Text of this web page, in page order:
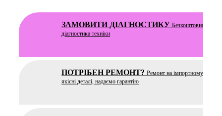
ЗАМОВИТИ ДІАГНОСТИКУ Безкоштовна
діагностика техніки
ПОТРІБЕН РЕМОНТ? Ремонт на імпортному
якісні деталі, надаємо гарантію